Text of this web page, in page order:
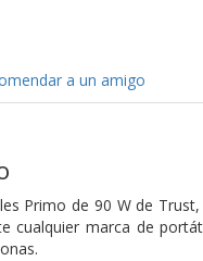
a un amigo
Primo de 90 W de
cualquier marca de